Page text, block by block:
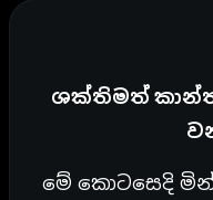
ශක්තිමත්
මේ කොටසෙදි